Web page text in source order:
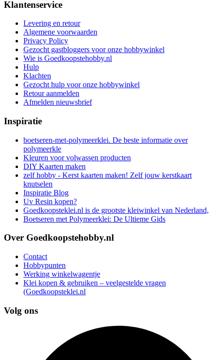
Klantenservice
Levering en retour
Algemene voorwaarden
Privacy Policy
Gezocht gastbloggers voor onze hobbywinkel
Wie is Goedkoopstehobby.nl
Hulp
Klachten
Gezocht hulp voor onze hobbywinkel
Retour aanmelden
Afmelden nieuwsbrief
Inspiratie
boetseren-met-polymeerklei. De beste informatie over
polymeerkle
Kleuren voor volwassen producten
DIY Kaarten maken
zelf hobby - Kerst kaarten maken! Zelf jouw kerstkaart
knutselen
Inspiratie Blog
Uv Resin kopen?
Goedkoopsteklei.nl is de grootste kleiwinkel van Nederland,
Boetseren met Polymeerklei: De Ultieme Gids
Over Goedkoopstehobby.nl
Contact
Hobbypunten
Werking winkelwagentje
Klei kopen & gebruiken – veelgestelde vragen
(Goedkoopsteklei.nl
Volg ons